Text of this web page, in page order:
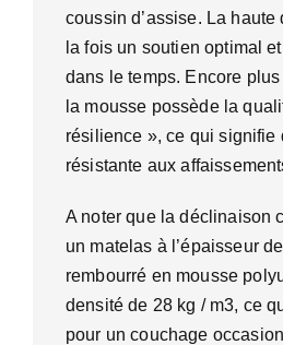
coussin d’assise. La haute
la fois un soutien optimal
dans le temps. Encore
la mousse possède la
résilience », ce qui signifie
résistante aux
A noter que la déclinaison
un matelas à l’épaisseur
rembourré en mousse
densité de 28 kg / m3, ce
pour un couchage